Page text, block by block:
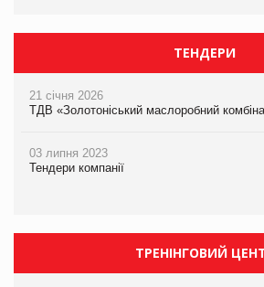
ТЕНДЕРИ
21 січня 2026
ТДВ «Золотоніський маслоробний
03 липня 2023
Тендери компанії
ТРЕНІНГОВИЙ